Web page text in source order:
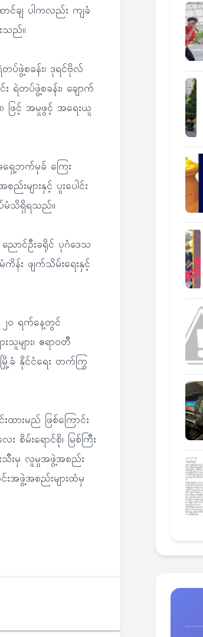
င်ချ ပါကလည်း ကျခံ
သည်။
ဖွဲ့စခန်း၊ ဒုရင်ဗိုလ်
း ရဲတပ်ဖွဲ့စခန်း၊ ချောက်
ဖြင့် အမှုဖွင့် အရေးယူ
ရှေ့ဘက်မုခ် ကြေး
များနှင့် ပူးပေါင်း
မံသိရှိရသည်။
ောင်ဦးခရိုင် ပုဂံဒေသ
န်း ဖျက်သိမ်းရေးနှင့်
၂၀ ရက်နေ့တွင်
များ၊ ဧရာဝတီ
ြို့ခံ နိုင်ငံရေး တက်ကြွ
းမည် ဖြစ်ကြောင်း
စိမ်းရောင်စို၊ မြစ်ကြီး
သီးသီးမှ လူမှုအဖွဲ့အစည်း
းအဖွဲ့အစည်းများထံမှ